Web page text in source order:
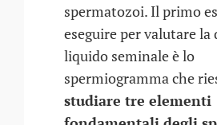
spermatozoi. Il primo
eseguire per valutare la
liquido seminale è lo
spermiogramma che
studiare tre elementi